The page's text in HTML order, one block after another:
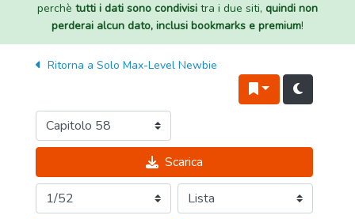
perchè tutti i dati sono condivisi tra i due siti, quindi non
perderai alcun dato, inclusi bookmarks e premium!
Ritorna a Solo Max-Level Newbie
Scarica